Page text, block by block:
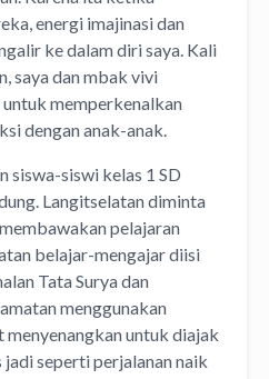
energi imajinasi dan
ke dalam diri saya. Kali
saya dan mbak vivi
memperkenalkan
dengan anak-anak.
siswa-siswi kelas 1 SD
Langitselatan diminta
pelajaran
belajar-mengajar diisi
Tata Surya dan
menggunakan
untuk diajak
seperti perjalanan naik